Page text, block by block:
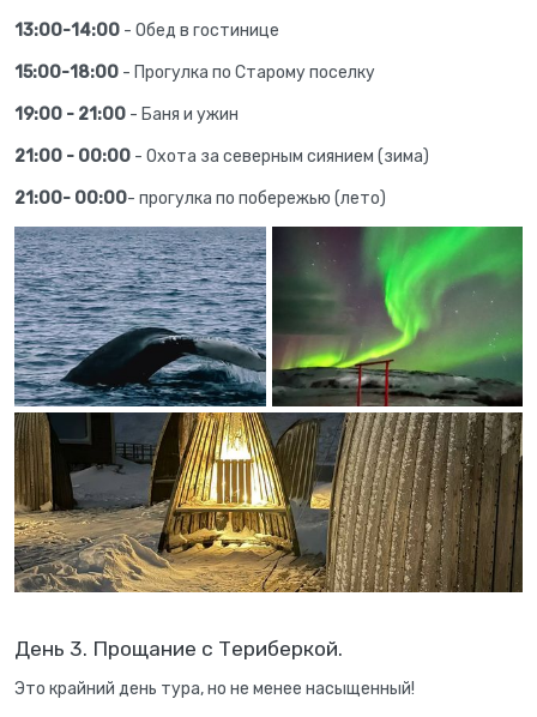
13:00-14:00 - Обед в гостинице
15:00-18:00 - Прогулка по Старому поселку
19:00 - 21:00 - Баня и ужин
21:00 - 00:00 - Охота за северным сиянием (зима)
21:00- 00:00- прогулка по побережью (лето)
День 3. Прощание с Териберкой.
Это крайний день тура, но не менее насыщенный!